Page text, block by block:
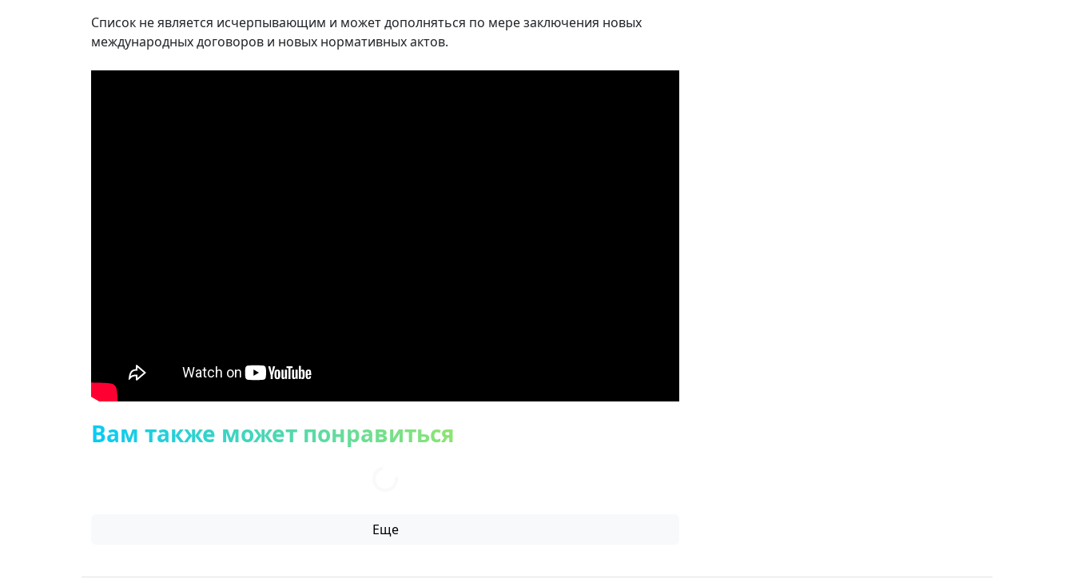
Список не является исчерпывающим и может дополняться по мере заключения новых
международных договоров и новых нормативных актов.
Вам также может понравиться
Еще